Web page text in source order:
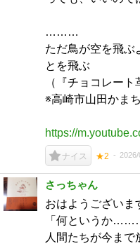
………
ただ鳥が空を飛ぶ
とを飛ぶ
（『チョコレー
※高崎市山田かま
https://
ナイス ★2
さっちゃん
おはようござい
「何というか
人間たちが今まで